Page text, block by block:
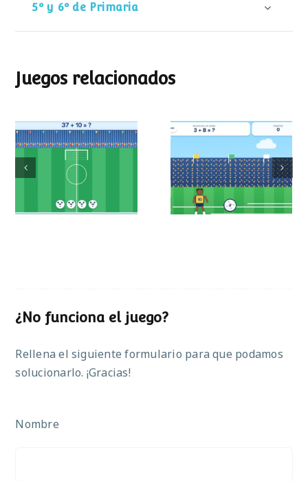
5º y 6º de Primaria
Juegos relacionados
Mundial de
operaciones
Partido de sumas
¿No funciona el juego?
Rellena el siguiente formulario para que podamos
solucionarlo. ¡Gracias!
Nombre